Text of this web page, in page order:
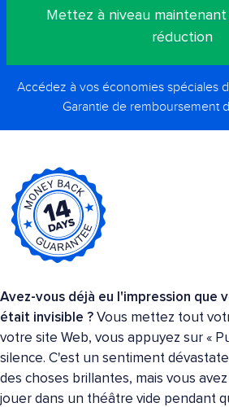
Mettez à niveau
réduction
Accédez à vos économies spéciales
Garantie de remboursement
Avez-vous déjà eu l'impression que
était invisible ? Vous mettez tout
votre site Web, vous appuyez sur «
silence. C'est un sentiment
des choses brillantes, mais vous
jouer dans un théâtre vide pendant